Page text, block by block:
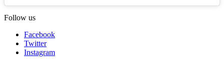
Follow us
Facebook
Twitter
Instagram